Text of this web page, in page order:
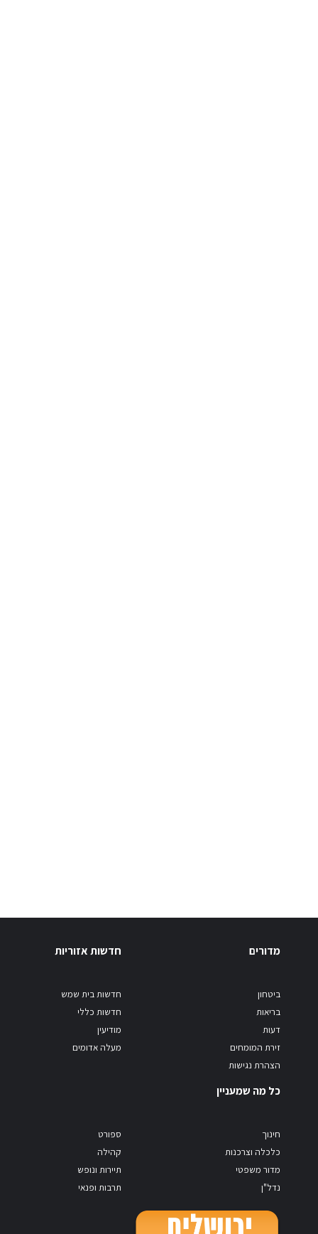
מדורים
ביטחון
בריאות
דעות
זירת המומחים
הצהרת נגישות
חדשות אזוריות
חדשות בית שמש
חדשות כללי
מודיעין
מעלה אדומים
כל מה שמעניין
חינוך
כלכלה וצרכנות
מדור משפטי
נדל"ן
ספורט
קהילה
תיירות ונופש
תרבות ופנאי